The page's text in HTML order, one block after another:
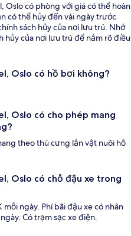
Oslo có phòng với giá có thể hoàn
có thể hủy đến vài ngày trước
sách hủy của nơi lưu trú. Nhớ
hủy của nơi lưu trú để nắm rõ điều
Oslo có hồ bơi không?
Oslo có cho phép mang
theo thú cưng lẫn vật nuôi hỗ
Oslo có chỗ đậu xe trong
ngày. Phí bãi đậu xe có nhân
Có trạm sạc xe điện.